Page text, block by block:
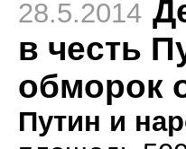
28.5.2014
в честь
обморок
Путин и